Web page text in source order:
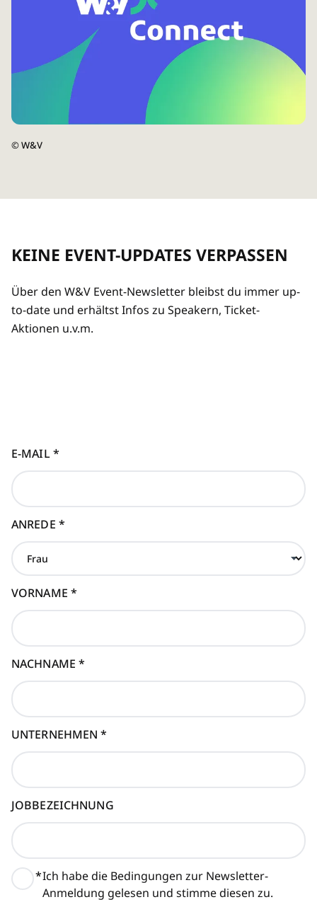
©W&V
KEINE EVENT-UPDATES VERPASSEN
Über den W&V Event-Newsletter bleibst du immer up-
to-date und erhältst Infos zu Speakern, Ticket-
Aktionen u.v.m.
E-MAIL*
ANREDE *
VORNAME *
NACHNAME*
UNTERNEHMEN*
JOBBEZEICHNUNG
*Ich habe die Bedingungen zur Newsletter-
Anmeldung gelesen und stimme diesen zu.